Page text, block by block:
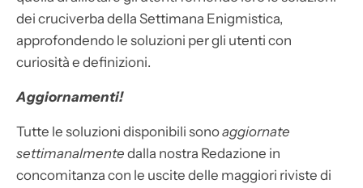
dei cruciverba della Settimana Enigmistica,
approfondendo le soluzioni per gli utenti con
curiosità e definizioni.
Aggiornamenti!
Tutte le soluzioni disponibili sonoaggiornate
settimanalmente dalla nostra Redazione in
concomitanza con le uscite delle maggiori riviste di